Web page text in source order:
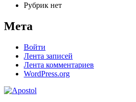
Рубрик нет
Мета
Войти
Лента записей
Лента комментариев
WordPress.org